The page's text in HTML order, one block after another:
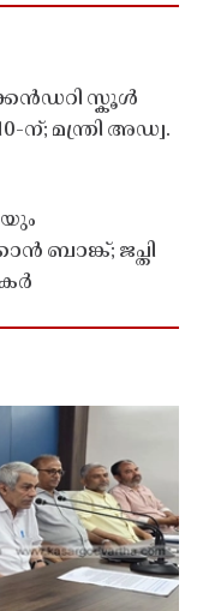
സ്കൂൾ
ന്; മന്ത്രി അഡ്വ.
ബാങ്ക്; ജപ്തി